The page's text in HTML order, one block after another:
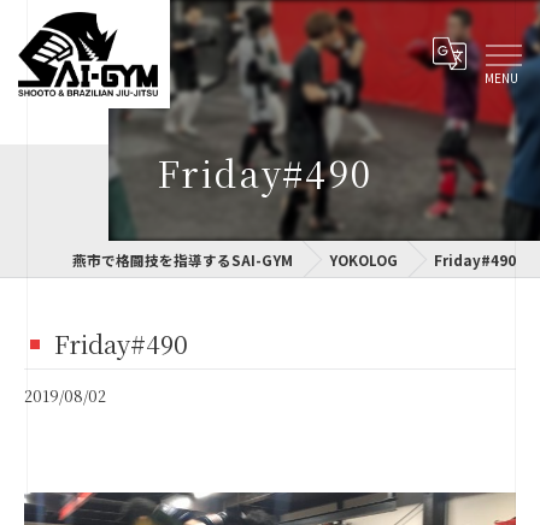
Friday#490
燕市で格闘技を指導するSAI-GYM YOKOLOG Friday#490
Friday#490
2019/08/02